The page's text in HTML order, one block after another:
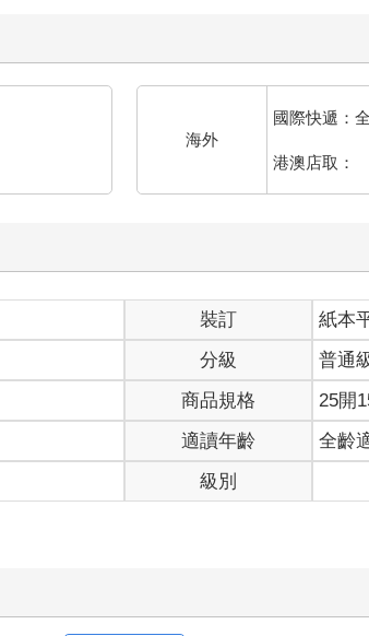
海外
國際快遞：
港澳店取：
裝訂
紙本
分級
普通
商品規格
25開
適讀年齡
全齡
級別